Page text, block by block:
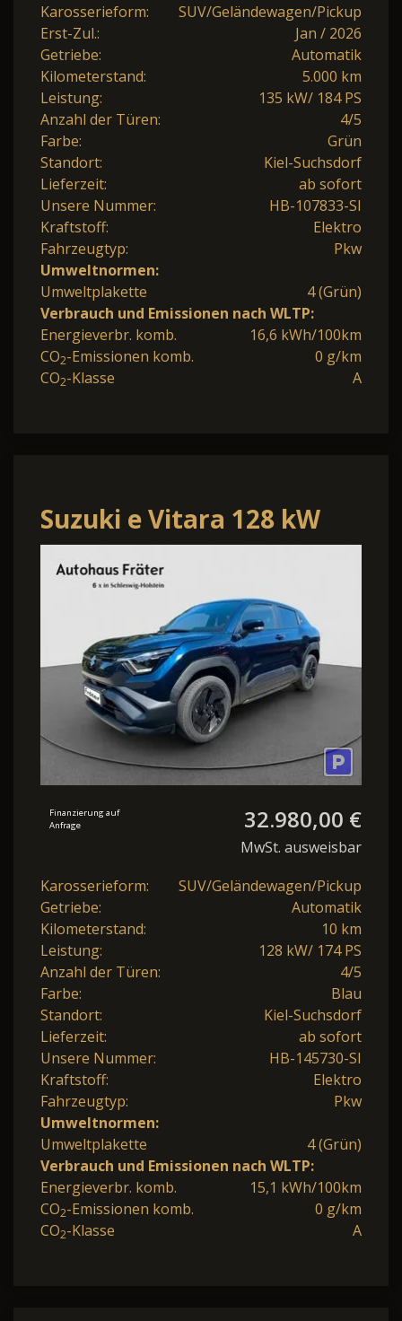
Karosserieform:
SUV/Geländewagen/Pickup
Erst-Zul.:
Jan / 2026
Getriebe:
Automatik
Kilometerstand:
5.000 km
Leistung:
135 kW/ 184 PS
Anzahl der Türen:
4/5
Farbe:
Grün
Standort:
Kiel-Suchsdorf
Lieferzeit:
ab sofort
Unsere Nummer:
HB-107833-SI
Kraftstoff:
Elektro
Fahrzeugtyp:
Pkw
Umweltnormen:
Umweltplakette
4 (Grün)
Verbrauch und Emissionen nach WLTP:
Energieverbr. komb.
16,6 kWh/100km
CO2-Emissionen komb.
0 g/km
CO2-Klasse A
Suzuki e Vitara 128 kW
eAxle Comfort
Finanzierung auf
Anfrage
32.980,00 €
MwSt. ausweisbar
Karosserieform:
SUV/Geländewagen/Pickup
Getriebe:
Automatik
Kilometerstand:
10 km
Leistung:
128 kW/ 174 PS
Anzahl der Türen:
4/5
Farbe:
Blau
Standort:
Kiel-Suchsdorf
Lieferzeit:
ab sofort
Unsere Nummer:
HB-145730-SI
Kraftstoff:
Elektro
Fahrzeugtyp:
Pkw
Umweltnormen:
Umweltplakette
4 (Grün)
Verbrauch und Emissionen nach WLTP:
Energieverbr. komb.
15,1 kWh/100km
CO2-Emissionen komb.
0 g/km
CO2-Klasse A